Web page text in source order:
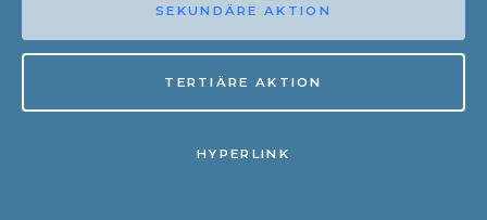
SEKUNDÄRE AKTION
TERTIÄRE AKTION
HYPERLINK